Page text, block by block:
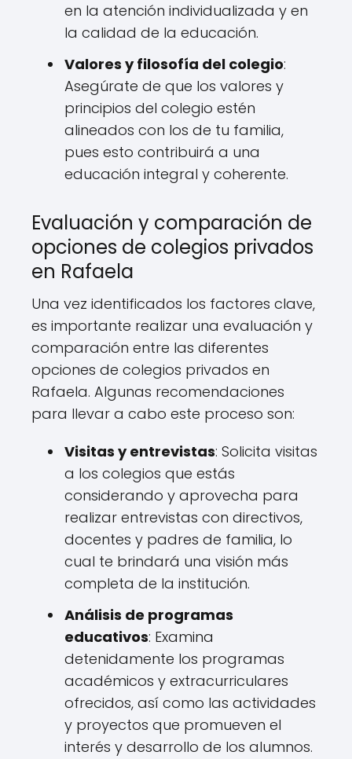
en la atención individualizada y en
la calidad de la educación.
Valores y filosofía del colegio:
Asegúrate de que los valores y
principios del colegio estén
alineados con los de tu familia,
pues esto contribuirá a una
educación integral y coherente.
Evaluación y comparación de
opciones de colegios privados
en Rafaela
Una vez identificados los factores clave,
es importante realizar una evaluación y
comparación entre las diferentes
opciones de colegios privados en
Rafaela. Algunas recomendaciones
para llevar a cabo este proceso son:
Visitas y entrevistas: Solicita visitas
a los colegios que estás
considerando y aprovecha para
realizar entrevistas con directivos,
docentes y padres de familia, lo
cual te brindará una visión más
completa de la institución.
Análisis de programas
educativos: Examina
detenidamente los programas
académicos y extracurriculares
ofrecidos, así como las actividades
y proyectos que promueven el
interés y desarrollo de los alumnos.